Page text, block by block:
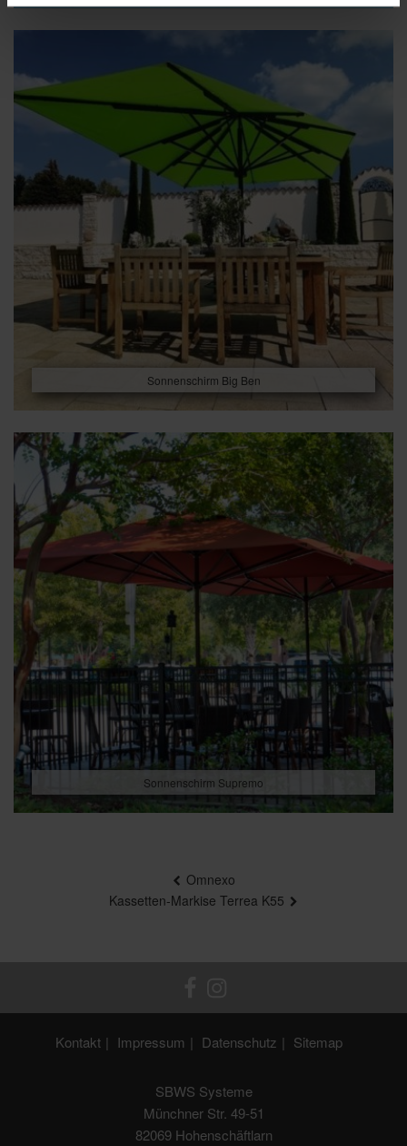
Sonnenschirm Big Ben
Sonnenschirm Supremo
Omnexo
Kassetten-Markise Terrea K55
Kontakt Impressum Datenschutz Sitemap
SBWS Systeme
Münchner Str. 49-51
82069 Hohenschäftlarn